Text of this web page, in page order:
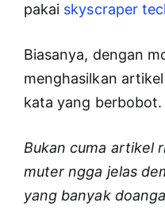
pakai skyscraper
Biasanya, dengan
menghasilkan
kata yang berbobot.
Bukan cuma artikel
muter ngga jelas
yang banyak